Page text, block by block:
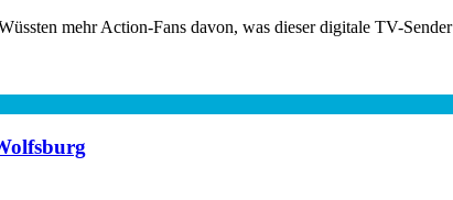
mehr Action-Fans davon, was dieser digitale TV-